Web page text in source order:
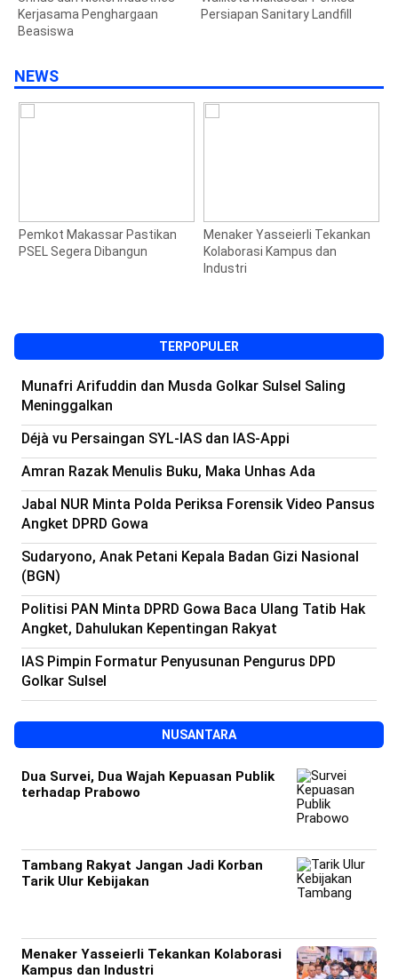
Kerjasama Penghargaan
Beasiswa
Persiapan Sanitary Landfill
NEWS
Pemkot Makassar Pastikan
PSEL Segera Dibangun
Menaker Yasseierli Tekankan
Kolaborasi Kampus dan
Industri
TERPOPULER
Munafri Arifuddin dan Musda Golkar Sulsel Saling
Meninggalkan
Déjà vu Persaingan SYL-IAS dan IAS-Appi
Amran Razak Menulis Buku, Maka Unhas Ada
Jabal NUR Minta Polda Periksa Forensik Video Pansus
Angket DPRD Gowa
Sudaryono, Anak Petani Kepala Badan Gizi Nasional
(BGN)
Politisi PAN Minta DPRD Gowa Baca Ulang Tatib Hak
Angket, Dahulukan Kepentingan Rakyat
IAS Pimpin Formatur Penyusunan Pengurus DPD
Golkar Sulsel
NUSANTARA
Dua Survei, Dua Wajah Kepuasan Publik
terhadap Prabowo
Tambang Rakyat Jangan Jadi Korban
Tarik Ulur Kebijakan
Menaker Yasseierli Tekankan Kolaborasi
Kampus dan Industri